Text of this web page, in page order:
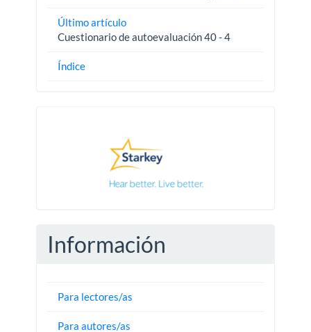
Último artículo
Cuestionario de autoevaluación 40 - 4
Índice
Información
Para lectores/as
Para autores/as